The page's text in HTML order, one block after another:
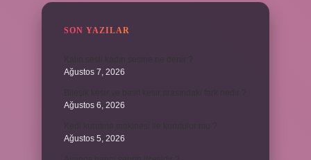
SON YAZILAR
Ağustos 7, 2026
Ağustos 6, 2026
Ağustos 5, 2026